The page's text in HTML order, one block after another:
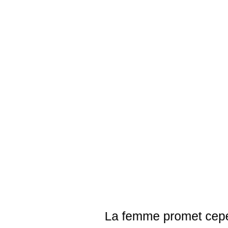
La femme promet